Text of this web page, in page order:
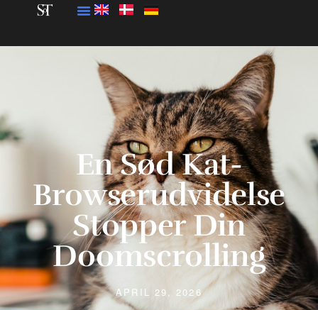
En Sød Kat-
Browserudvidelse
Stopper Din
Doomscrolling
APRIL 29, 2026